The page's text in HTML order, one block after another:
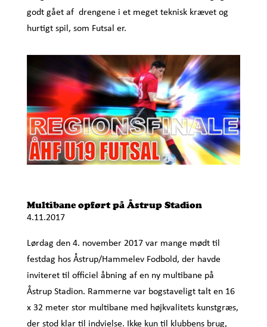
godt gået af drengene i et meget teknisk krævet og
hurtigt spil, som Futsal er.
Multibane opført på Åstrup Stadion
4.11.2017
Lørdag den 4. november 2017 var mange mødt til
festdag hos Åstrup/Hammelev Fodbold, der havde
inviteret til officiel åbning af en ny multibane på
Åstrup Stadion. Rammerne var bogstaveligt talt en 16
x 32 meter stor multibane med højkvalitets kunstgræs,
der stod klar til indvielse. Ikke kun til klubbens brug,